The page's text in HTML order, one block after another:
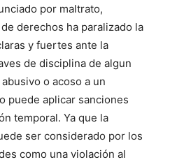
por maltrato,
derechos ha paralizado la
y fuertes ante la
de disciplina de algun
o acoso a un
puede aplicar sanciones
temporal. Ya que la
ser considerado por los
como una violación al